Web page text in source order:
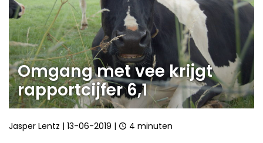
Omgang met vee krijgt
rapportcijfer 6,1
Jasper Lentz | 13-06-2019 | 4 minuten